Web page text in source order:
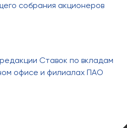
собрания акционеров
Ставок по вкладам
офисе и филиалах ПАО